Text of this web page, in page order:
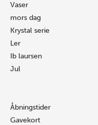
Vaser
mors dag
Krystal serie
Ler
Ib laursen
Jul
Åbningstider
Gavekort